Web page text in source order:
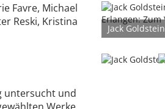
Favre, Michael
Reski, Kristina
untersucht und
Jack